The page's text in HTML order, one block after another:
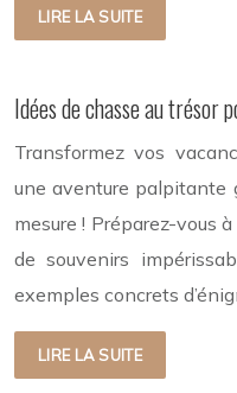
LIRE LA SUITE
Idées de chasse au trésor
Transformez vos
une aventure palpitante
mesure ! Préparez-vous
de souvenirs
exemples concrets
LIRE LA SUITE